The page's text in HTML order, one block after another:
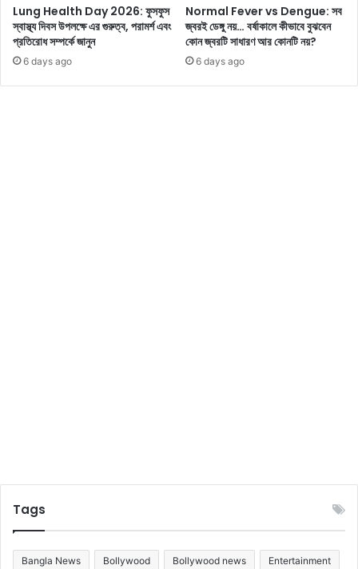
কা
শ্যে
?
কি
জা
নে
ন
?
এ
Lung Health Day 2026: ফুসফুস
স্বাস্থ্য দিবস উপলক্ষে এর গুরুত্ব, পরামর্শ এবং
প্রতিরোধ সম্পর্কে জানুন
6 days ago
Normal Fever vs Dengue: সব
জ্বরই ডেঙ্গু নয়… বর্ষাকালে কীভাবে বুঝবেন
কোন জ্বরটি সাধারণ আর কোনটি নয়?
6 days ago
Tags
Bangla News Bollywood Bollywood news Entertainment